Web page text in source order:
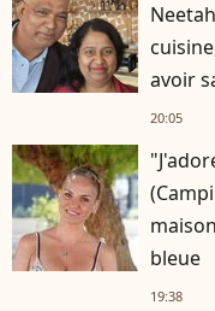
avoir
20:05
bleue
19:38